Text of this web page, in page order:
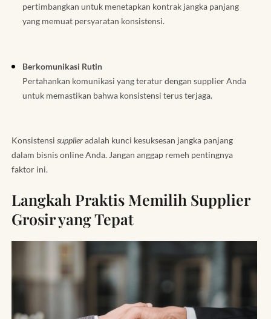
pertimbangkan untuk menetapkan kontrak jangka panjang
yang memuat persyaratan konsistensi.
Berkomunikasi Rutin
Pertahankan komunikasi yang teratur dengan supplier Anda
untuk memastikan bahwa konsistensi terus terjaga.
Konsistensi supplieradalah kunci kesuksesan jangka panjang
dalam bisnis online Anda. Jangan anggap remeh pentingnya
faktor ini.
Langkah Praktis Memilih Supplier
Grosir yang Tepat